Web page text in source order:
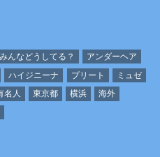
みんなどうしてる？
アンダーヘア
ハイジニーナ プリート
ミュゼ
名人 東京都 横浜
海外